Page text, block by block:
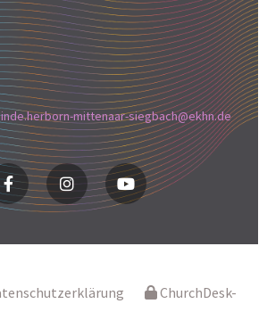
mittenaar-siegbach@ekhn.de
ChurchDesk-